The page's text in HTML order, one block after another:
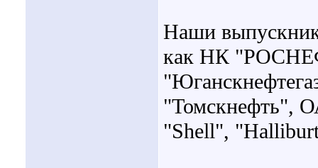
Наши
как НК
"Томскнефть",
"Shell",